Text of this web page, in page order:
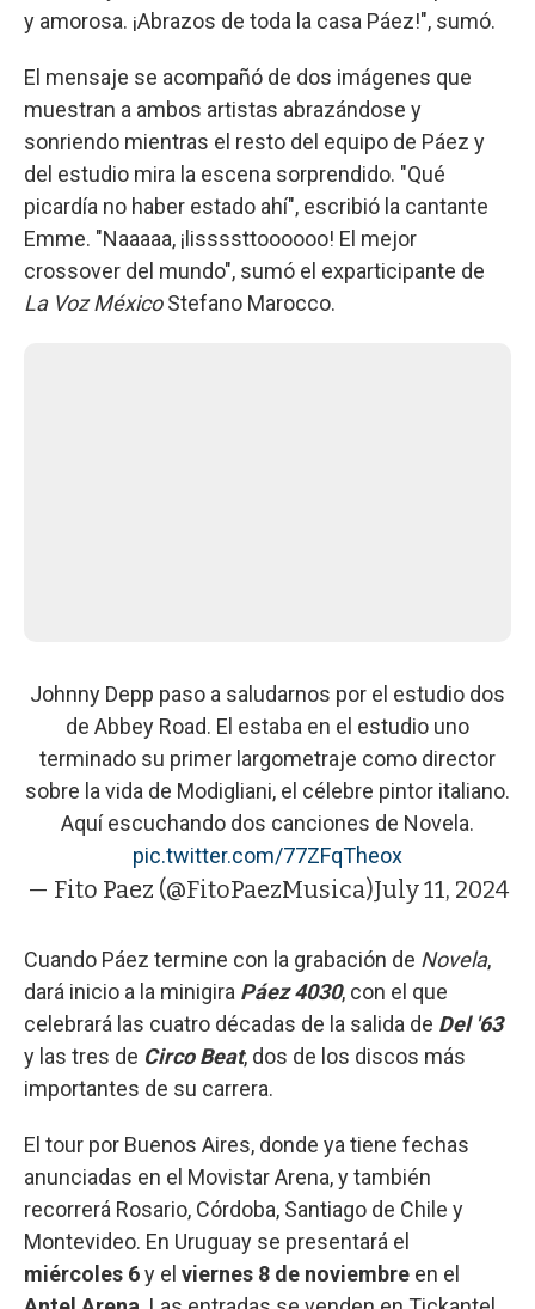
y amorosa. ¡Abrazos de toda la casa Páez!", sumó.
El mensaje se acompañó de dos imágenes que
muestran a ambos artistas abrazándose y
sonriendo mientras el resto del equipo de Páez y
del estudio mira la escena sorprendido. "Qué
picardía no haber estado ahí", escribió la cantante
Emme. "Naaaaa, ¡lissssttoooooo! El mejor
crossover del mundo", sumó el exparticipante de
La Voz MéxicoStefano Marocco.
Johnny Depp paso a saludarnos por el estudio dos
de Abbey Road. El estaba en el estudio uno
terminado su primer largometraje como director
sobre la vida de Modigliani, el célebre pintor italiano.
Aquí escuchando dos canciones de Novela.
pic.twitter.com/77ZFqTheox
— Fito Paez (@FitoPaezMusica)July 11, 2024
Cuando Páez termine con la grabación de Novela,
dará inicio a la minigira Páez 4030, con el que
celebrará las cuatro décadas de la salida de Del '63
y las tres de Circo Beat, dos de los discos más
importantes de su carrera.
El tour por Buenos Aires, donde ya tiene fechas
anunciadas en el Movistar Arena, y también
recorrerá Rosario, Córdoba, Santiago de Chile y
Montevideo. En Uruguay se presentará el
miércoles 6y el viernes 8 de noviembre en el